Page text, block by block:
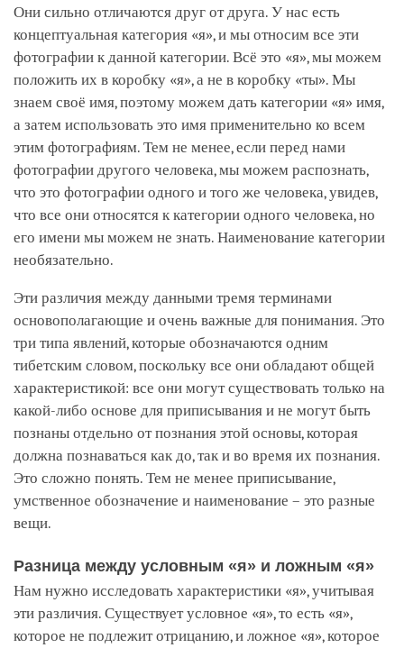
Они сильно отличаются друг от друга. У нас есть
концептуальная категория «я», и мы относим все эти
фотографии к данной категории. Всё это «я», мы можем
положить их в коробку «я», а не в коробку «ты». Мы
знаем своё имя, поэтому можем дать категории «я» имя,
а затем использовать это имя применительно ко всем
этим фотографиям. Тем не менее, если перед нами
фотографии другого человека, мы можем распознать,
что это фотографии одного и того же человека, увидев,
что все они относятся к категории одного человека, но
его имени мы можем не знать. Наименование категории
необязательно.
Эти различия между данными тремя терминами
основополагающие и очень важные для понимания. Это
три типа явлений, которые обозначаются одним
тибетским словом, поскольку все они обладают общей
характеристикой: все они могут существовать только на
какой-либо основе для приписывания и не могут быть
познаны отдельно от познания этой основы, которая
должна познаваться как до, так и во время их познания.
Это сложно понять. Тем не менее приписывание,
умственное обозначение и наименование – это разные
вещи.
Разница между условным «я» и ложным «я»
Нам нужно исследовать характеристики «я», учитывая
эти различия. Существует условное «я», то есть «я»,
которое не подлежит отрицанию, и ложное «я», которое